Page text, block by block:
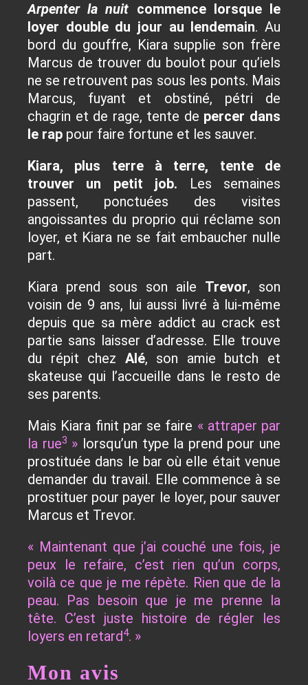
Arpenter la nuit commence lorsque le
loyer double du jour au lendemain.Au
bord du gouffre, Kiara supplie son frère
Marcus de trouver du boulot pour qu’iels
ne se retrouvent pas sous les ponts. Mais
Marcus, fuyant et obstiné, pétri de
chagrin et de rage, tente de percer dans
le rap pour faire fortune et les sauver.
Kiara, plus terre à terre, tente de
trouver un petit job. Les semaines
passent, ponctuées des visites
angoissantes du proprio qui réclame son
loyer, et Kiara ne se fait embaucher nulle
part.
Kiara prend sous son aile Trevor, son
voisin de 9 ans, lui aussi livré à lui-même
depuis que sa mère addict au crack est
partie sans laisser d’adresse. Elle trouve
du répit chez Alé, son amie butch et
skateuse qui l’accueille dans le resto de
ses parents.
Mais Kiara finit par se faire « attraper par
la rue3 » lorsqu’un type la prend pour une
prostituée dans le bar où elle était venue
demander du travail. Elle commence à se
prostituer pour payer le loyer, pour sauver
Marcus et Trevor.
« Maintenant que j’ai couché une fois, je
peux le refaire, c’est rien qu’un corps,
voilà ce que je me répète. Rien que de la
peau. Pas besoin que je me prenne la
tête. C’est juste histoire de régler les
loyers en retard4. »
Mon avis